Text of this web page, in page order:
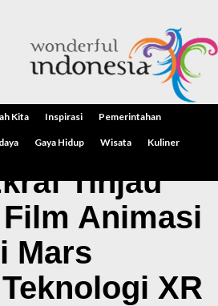
Kita Inspirasi Pemerintahan
Gaya Hidup Wisata Kuliner
Tinjau
Animasi
Mars
XR